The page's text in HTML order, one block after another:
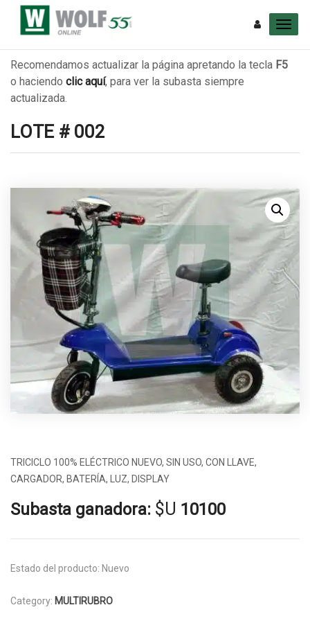
Recomendamos actualizar la página apretando la tecla F5
o haciendo clic aquí, para ver la subasta siempre
actualizada.
LOTE # 002
TRICICLO 100% ELÉCTRICO NUEVO, SIN USO, CON LLAVE,
CARGADOR, BATERÍA, LUZ, DISPLAY
Subasta ganadora: $U 10100
Estado del producto: Nuevo
Category: MULTIRUBRO